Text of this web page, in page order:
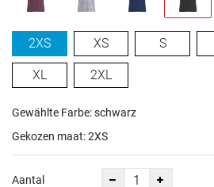
2XS XS S
XL 2XL
Gewählte Farbe: schwarz
Gekozen maat:2XS
Aantal